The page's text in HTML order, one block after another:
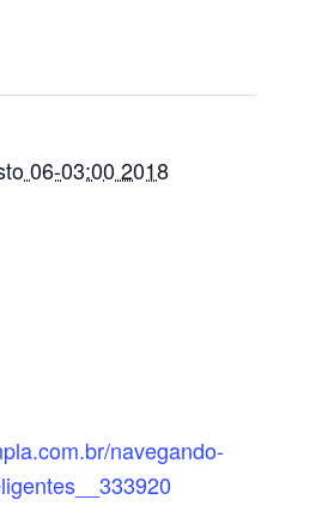
06-03:00 2018
navegando-